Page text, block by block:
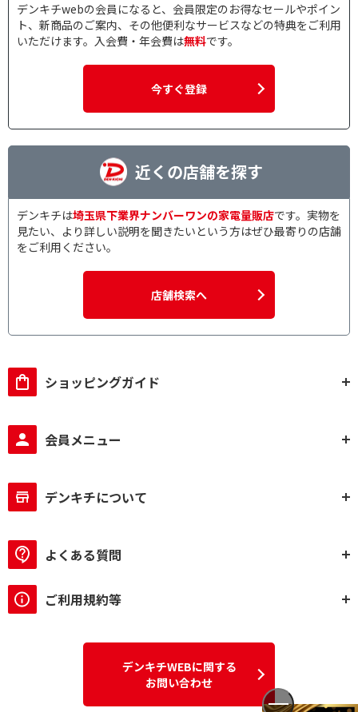
デンキチwebの会員になると、会員限定のお得なセールやポイン
ト、新商品のご案内、その他便利なサービスなどの特典をご利用
いただけます。入会費・年会費は無料です。
今すぐ登録
近くの店舗を探す
デンキチは埼玉県下業界ナンバーワンの家電量販店です。実物を
見たい、より詳しい説明を聞きたいという方はぜひ最寄りの店舗
をご利用ください。
店舗検索へ
ショッピングガイド
会員メニュー
デンキチについて
よくある質問
ご利用規約等
デンキチWEBに関する
お問い合わせ